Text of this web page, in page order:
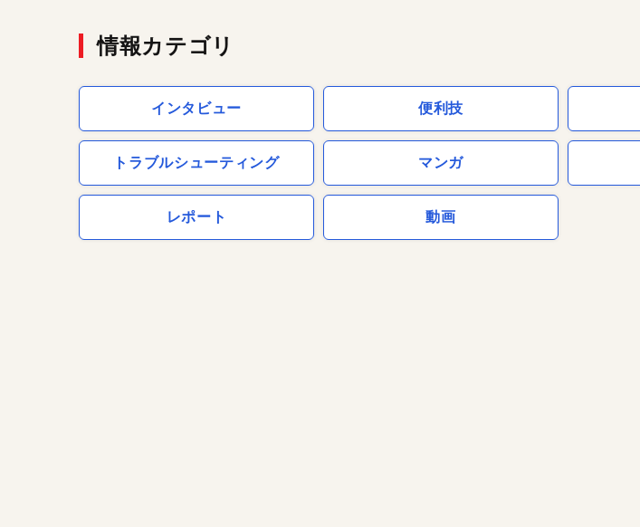
情報カテゴリ
インタビュー 便利技
トラブルシューティング マンガ
レポート 動画